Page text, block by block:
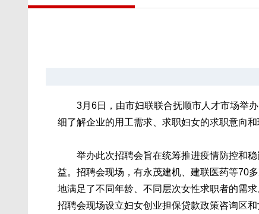
3月6日，由市妇联联合抚顺市人才市场举
细了解企业的用工需求、求职妇女的求职意向和
举办此次招聘会旨在统筹推进疫情防控和稳
益。招聘会现场，有永茂建机、建联医药等70
地满足了不同年龄、不同层次女性求职者的需
招聘会现场设立妇女创业担保贷款政策咨询区